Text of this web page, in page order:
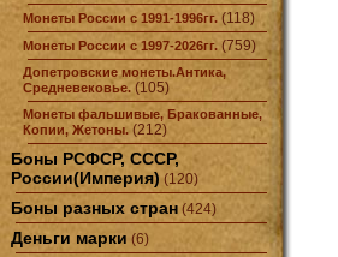
Монеты России с 1991-1996гг. (118)
Монеты России с 1997-2026гг. (759)
Допетровские монеты.Антика,
Средневековье. (105)
Монеты фальшивые, Бракованные,
Копии, Жетоны. (212)
Боны РСФСР, СССР,
России(Империя) (120)
Боны разных стран (424)
Деньги марки (6)